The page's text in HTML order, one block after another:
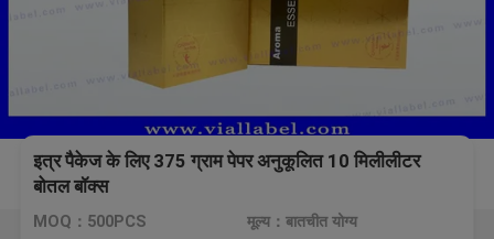
इत्र पैकेज के लिए 375 ग्राम पेपर अनुकूलित 10 मिलीलीटर
बोतल बॉक्स
MOQ：500PCS मूल्य：बातचीत योग्य